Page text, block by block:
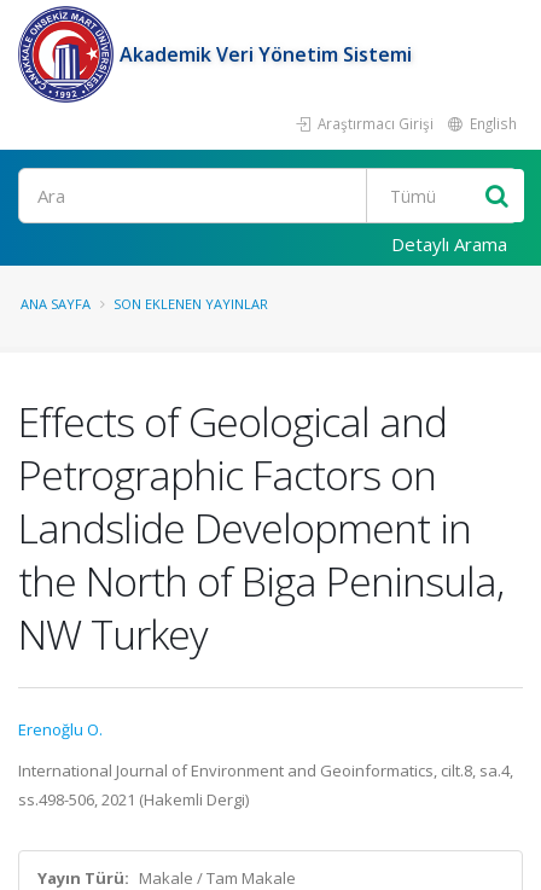
Akademik Veri Yönetim Sistemi
Araştırmacı Girişi English
Ara
Detaylı Arama
ANA SAYFA SON EKLENEN YAYINLAR
Effects of Geological and
Petrographic Factors on
Landslide Development in
the North of Biga Peninsula,
NW Turkey
Erenoğlu O.
International Journal of Environment and Geoinformatics, cilt.8, sa.4,
ss.498-506, 2021 (Hakemli Dergi)
Yayın Türü: Makale / Tam Makale